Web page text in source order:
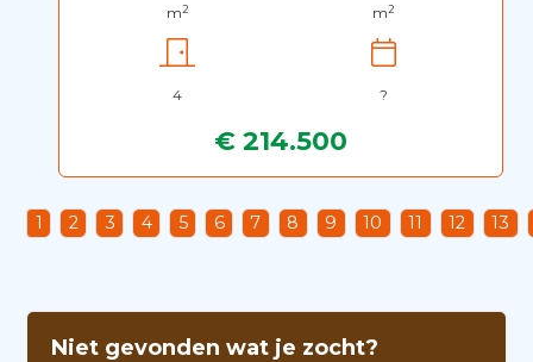
m2 m2
4 ?
€ 214.500
1 2 3 4 5 6 7 8 9 10 11 12 13
Niet gevonden wat je zocht?